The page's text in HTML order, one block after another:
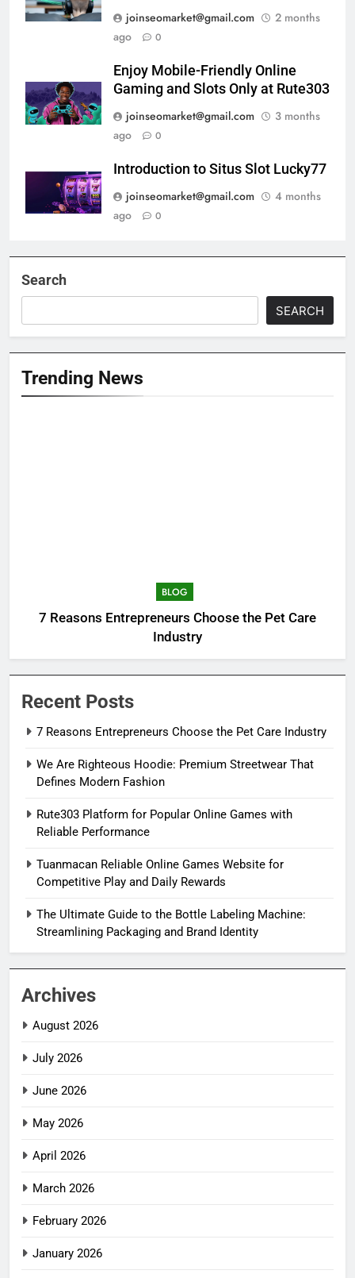
joinseomarket@gmail.com
2 months
ago
0
Enjoy Mobile-Friendly Online
Gaming and Slots Only at Rute303
joinseomarket@gmail.com
3 months
ago
0
Introduction to Situs Slot Lucky77
joinseomarket@gmail.com
4 months
ago
0
Search
SEARCH
Trending News
BLOG
7 Reasons Entrepreneurs Choose the Pet Care
Industry
Recent Posts
7 Reasons Entrepreneurs Choose the Pet Care Industry
We Are Righteous Hoodie: Premium Streetwear That
Defines Modern Fashion
Rute303 Platform for Popular Online Games with
Reliable Performance
Tuanmacan Reliable Online Games Website for
Competitive Play and Daily Rewards
The Ultimate Guide to the Bottle Labeling Machine:
Streamlining Packaging and Brand Identity
Archives
August 2026
July 2026
June 2026
May 2026
April 2026
March 2026
February 2026
January 2026